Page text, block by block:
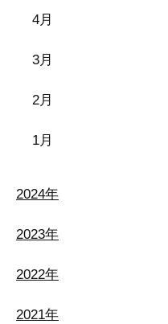
4月
3月
2月
1月
2024年
2023年
2022年
2021年